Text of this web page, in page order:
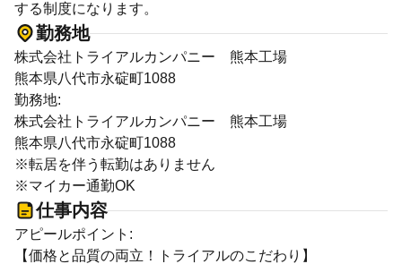
する制度になります。
勤務地
株式会社トライアルカンパニー 熊本工場
熊本県八代市永碇町1088
勤務地:
株式会社トライアルカンパニー 熊本工場
熊本県八代市永碇町1088
※転居を伴う転勤はありません
※マイカー通勤OK
仕事内容
アピールポイント:
【価格と品質の両立！トライアルのこだわり】